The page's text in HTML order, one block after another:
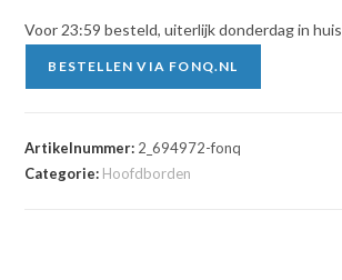
Voor 23:59 besteld, uiterlijk donderdag in huis
BESTELLEN VIA FONQ.NL
Artikelnummer: 2_694972-fonq
Categorie: Hoofdborden